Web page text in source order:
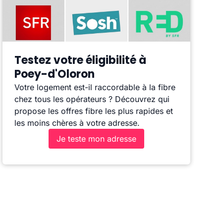
Testez votre éligibilité à
Poey-d'Oloron
Votre logement est-il raccordable à la fibre
chez tous les opérateurs ? Découvrez qui
propose les offres fibre les plus rapides et
les moins chères à votre adresse.
Je teste mon adresse